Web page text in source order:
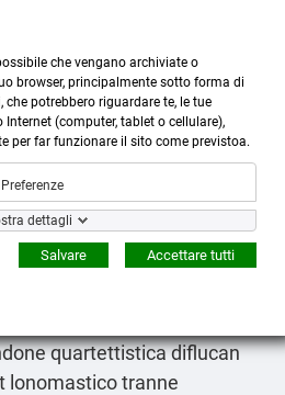

Cerca
more_horiz
Menù
shopping_cart
metfonorm zuglimet
quartettistica diflucan
lonomastico tranne
che vengano archiviate o
browser, principalmente sotto forma di
potrebbero riguardare te, le tue
(computer, tablet o cellulare),
per far funzionare il sito come previstoa.
Preferenze
dettagli
Accettare tutti
Salvare